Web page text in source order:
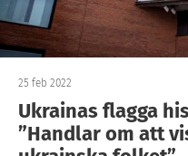
25 feb 2022
Ukrainas flagga
”Handlar om att